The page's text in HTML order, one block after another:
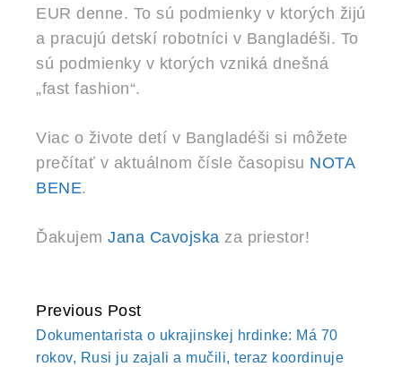
EUR denne. To sú podmienky v ktorých žijú
a pracujú detskí robotníci v Bangladéši. To
sú podmienky v ktorých vzniká dnešná
„fast fashion“.
Viac o živote detí v Bangladéši si môžete
prečítať v aktuálnom čísle časopisu NOTA
BENE.
Ďakujem Jana Cavojska za priestor!
CONTINUE
READING
Previous Post
Dokumentarista o ukrajinskej hrdinke: Má 70
rokov, Rusi ju zajali a mučili, teraz koordinuje